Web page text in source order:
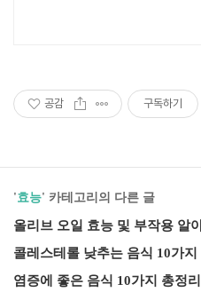
공감 구독하기
'효능' 카테고리의 다른 글
염증에 좋은 음식 10가지 총정리